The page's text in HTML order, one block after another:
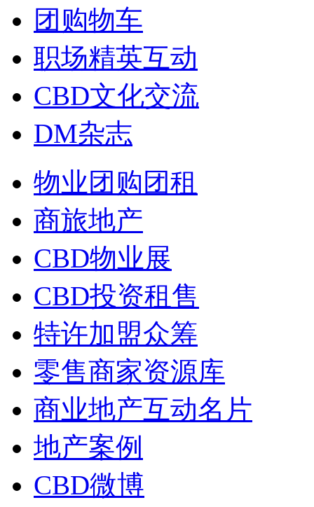
团购物车
职场精英互动
CBD文化交流
DM杂志
物业团购团租
商旅地产
CBD物业展
CBD投资租售
特许加盟众筹
零售商家资源库
商业地产互动名片
地产案例
CBD微博